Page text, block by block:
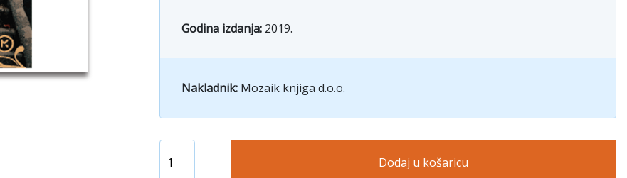
Godina izdanja: 2019.
Nakladnik: Mozaik knjiga d.o.o.
Dodaj u košaricu